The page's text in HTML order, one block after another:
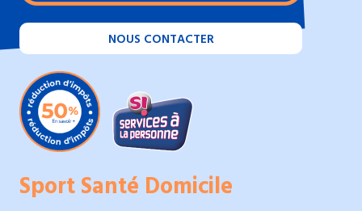
NOUS CONTACTER
Sport Santé Domicile